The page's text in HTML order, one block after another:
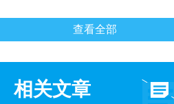
查看全部
相关文章